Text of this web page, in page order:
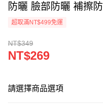
防曬 臉部防曬 補擦
超取滿NT$499免運
NT$349
NT$269
請選擇商品選項